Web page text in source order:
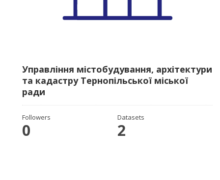
Управління містобудування, архітектури
та кадастру Тернопільської міської
ради
Followers
0
Datasets
2